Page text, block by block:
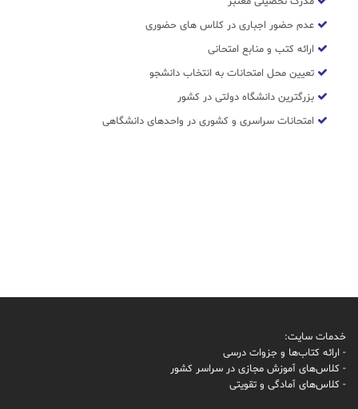
عدم حضور اجباری در کلاس های حضوری
ارائه کتب و منابع امتحانی
تعیین محل امتحانات به انتخاب دانشجو
بزرگترین دانشگاه دولتی در کشور
امتحانات سراسری و کشوری در واحدهای دانشگاهی
خدمات سایت:
- ارائه کتاب‌ها و جزوات درسی
- کلاس‌های آموزش مجازی در سراسر کشور
- کلاس‌های آمادگی و تقویتی